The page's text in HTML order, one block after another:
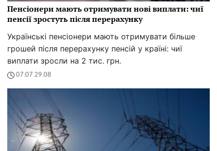
Пенсіонери мають отримувати нові виплати: чиї
пенсії зростуть після перерахунку
Українські пенсіонери мають отримувати більше
грошей після перерахунку пенсій у країні: чиї
виплати зросли на 2 тис. грн.
07:07 29.08